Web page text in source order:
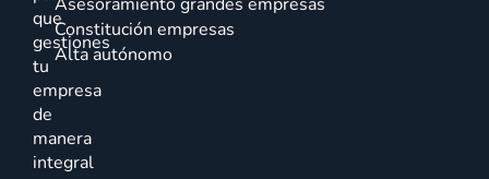
que
gestiones
tu
empresa
de
manera
integral
Constitución empresas
Alta autónomo